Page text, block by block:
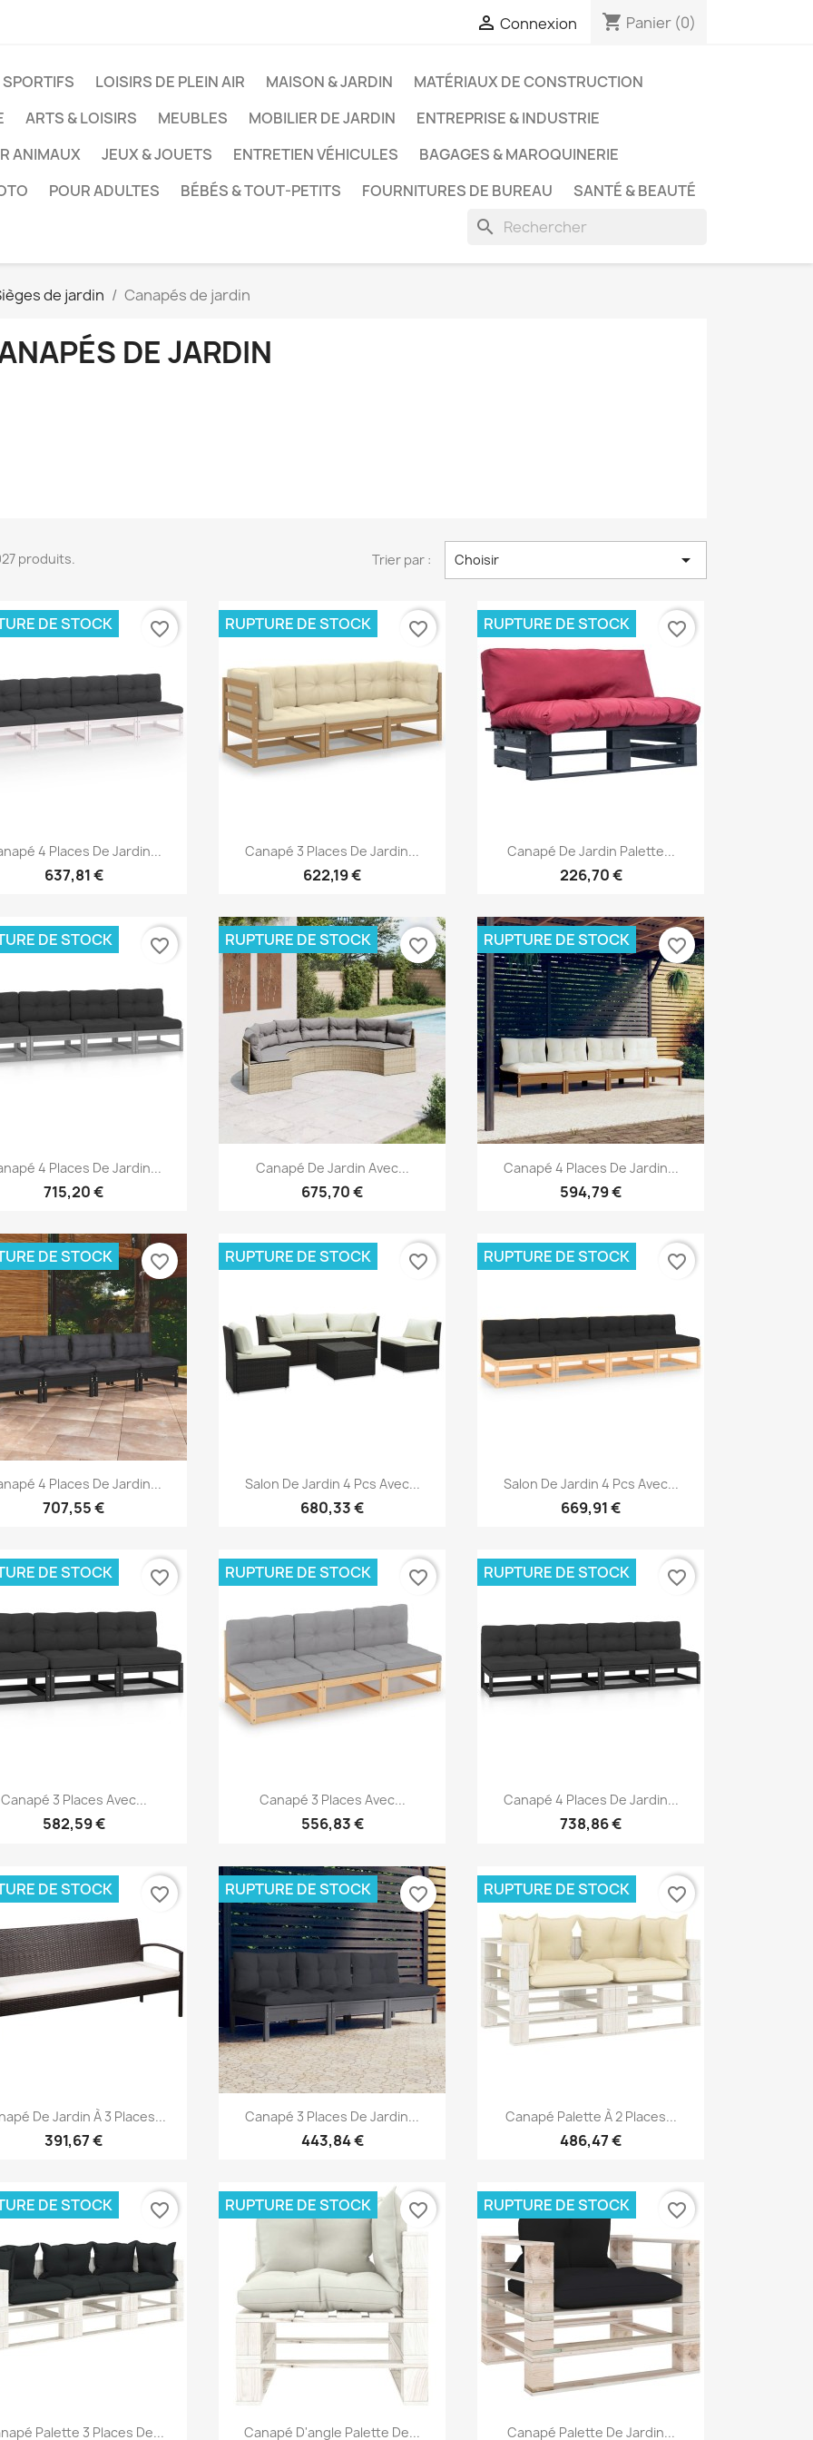
 Connexion shopping_cart Panier (0)
LOISIRS DE PLEIN AIR MAISON & JARDIN
MATÉRIAUX DE CONSTRUCTION
ARTS & LOISIRS MEUBLES MOBILIER DE JARDIN
ENTREPRISE & INDUSTRIE
ANIMAUX
JEUX & JOUETS ENTRETIEN VÉHICULES
BAGAGES & MAROQUINERIE
POUR ADULTES BÉBÉS & TOUT-PETITS FOURNITURES DE BUREAU SANTÉ & BEAUTÉ
search
de jardin Canapés de jardin
DE JARDIN
produits. Trier par : Choisir 
Aperçu rapide
4 Places De Jardin...
637,81 €
DE STOCK favorite_border
Aperçu rapide
Canapé 3 Places De Jardin...
622,19 €
RUPTURE DE STOCK favorite_border
Aperçu rapide
Canapé De Jardin Palette...
226,70 €
RUPTURE DE STOCK favorite_border
Aperçu rapide
4 Places De Jardin...
715,20 €
DE STOCK favorite_border
Aperçu rapide
Canapé De Jardin Avec...
675,70 €
RUPTURE DE STOCK favorite_border
Aperçu rapide
Canapé 4 Places De Jardin...
594,79 €
RUPTURE DE STOCK favorite_border
Aperçu rapide
4 Places De Jardin...
707,55 €
DE STOCK favorite_border
Aperçu rapide
Salon De Jardin 4 Pcs Avec...
680,33 €
RUPTURE DE STOCK favorite_border
Aperçu rapide
Salon De Jardin 4 Pcs Avec...
669,91 €
RUPTURE DE STOCK favorite_border
Aperçu rapide
Canapé 3 Places Avec...
582,59 €
DE STOCK favorite_border
Aperçu rapide
Canapé 3 Places Avec...
556,83 €
RUPTURE DE STOCK favorite_border
Aperçu rapide
Canapé 4 Places De Jardin...
738,86 €
RUPTURE DE STOCK favorite_border
 Aperçu rapide
De Jardin À 3 Places...
391,67 €
DE STOCK favorite_border
Aperçu rapide
Canapé 3 Places De Jardin...
443,84 €
RUPTURE DE STOCK favorite_border
Aperçu rapide
Canapé Palette À 2 Places...
486,47 €
RUPTURE DE STOCK favorite_border
 Aperçu rapide
Palette 3 Places De...
DE STOCK favorite_border
Aperçu rapide
Canapé D'angle Palette De...
RUPTURE DE STOCK favorite_border
Aperçu rapide
Canapé Palette De Jardin...
RUPTURE DE STOCK favorite_border